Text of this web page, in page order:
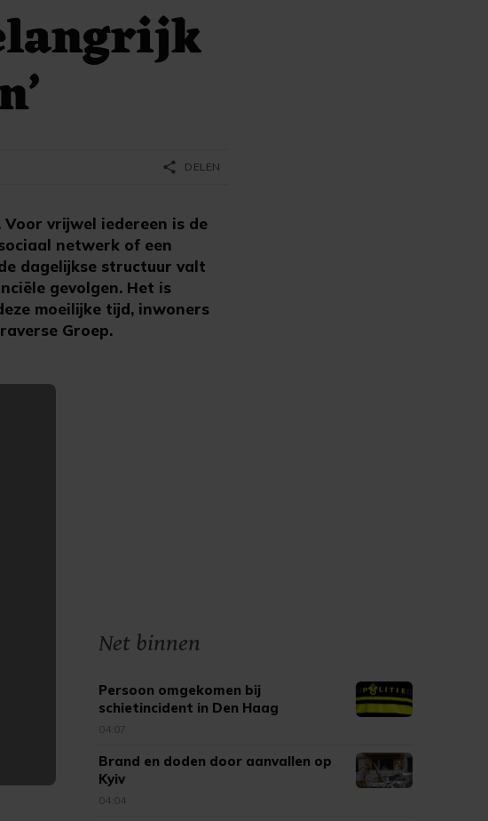
vrijwel iedereen is de
netwerk of een
dagelijkse structuur valt
gevolgen. Het is
moeilijke tijd, inwoners
Groep.
share DELEN
Net binnen
Persoon omgekomen bij
schietincident in Den Haag
04:07
Brand en doden door aanvallen op
Kyiv
04:04